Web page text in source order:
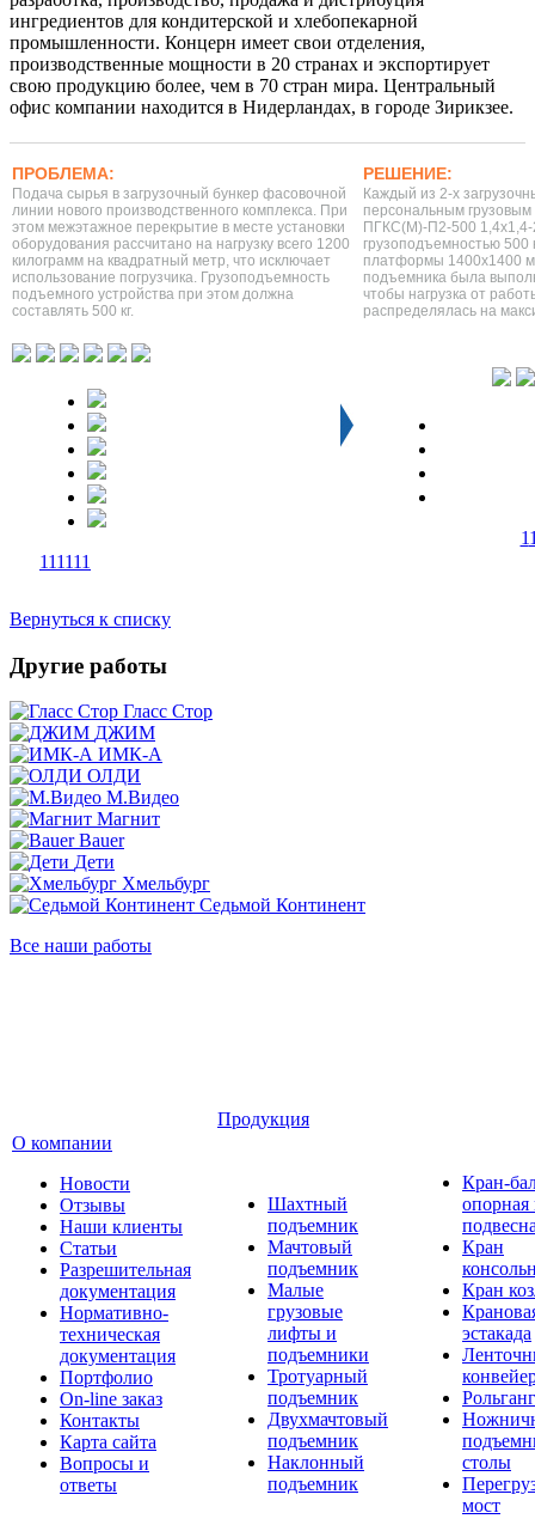
ингредиентов для кондитерской и хлебопекарной
промышленности. Концерн имеет свои отделения,
производственные мощности в 20 странах и экспортирует
свою продукцию более, чем в 70 стран мира. Центральный
офис компании находится в Нидерландах, в городе Зирикзее.
ПРОБЛЕМА:
Подача сырья в загрузочный бункер фасовочной
линии нового производственного комплекса. При
этом межэтажное перекрытие в месте установки
оборудования рассчитано на нагрузку всего 1200
килограмм на квадратный метр, что исключает
использование погрузчика. Грузоподъемность
подъемного устройства при этом должна
составлять 500 кг.
РЕШЕНИЕ:
Каждый из 2-х
персональным
ПГКС(М)-П2-500 1,4х1,4-
грузоподъемностью 500
платформы 1400х1400
подъемника была
чтобы нагрузка от
распределялась на
111111
1
Вернуться к списку
Другие работы
Гласс Стор
ДЖИМ
ИМК-А
ОЛДИ
М.Видео
Магнит
Bauer
Дети
Хмельбург
Седьмой Континент
Все наши работы
О компании
Новости
Отзывы
Наши клиенты
Статьи
Разрешительная
документация
Нормативно-
техническая
документация
Портфолио
On-line заказ
Контакты
Карта сайта
Вопросы и
ответы
Продукция
Шахтный
подъемник
Мачтовый
подъемник
Малые
грузовые
лифты и
подъемники
Тротуарный
подъемник
Двухмачтовый
подъемник
Наклонный
подъемник
Кран-
опорная
Кран
Кран
эстакада
столы
мост